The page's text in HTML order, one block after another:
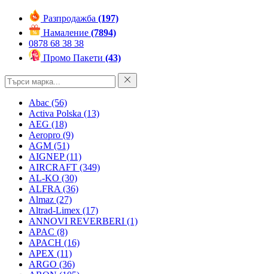
Разпродажба (197)
Намаление (7894)
0878 68 38 38
Промо Пакети (43)
Abac (56)
Activa Polska (13)
AEG (18)
Aeropro (9)
AGM (51)
AIGNEP(11)
AIRCRAFT (349)
AL-KO (30)
ALFRA (36)
Almaz (27)
Altrad-Limex (17)
ANNOVI REVERBERI (1)
APAC (8)
APACH (16)
APEX (11)
ARGO (36)